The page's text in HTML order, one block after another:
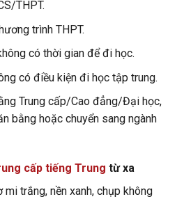
THPT.
trình THPT.
có thời gian để đi học.
có điều kiện đi học tập trung.
Trung cấp/Cao đẳng/Đại học,
bằng hoặc chuyển sang ngành
cấp tiếng Trung từ xa
trắng, nền xanh, chụp không